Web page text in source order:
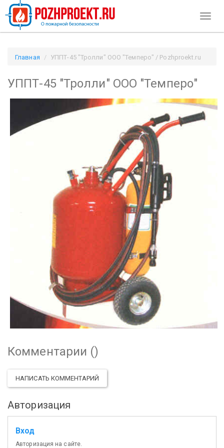
Главная УППТ-45 "Тролли" ООО "Темперо" / Pozhproekt.ru
УППТ-45 "Тролли" ООО "Темперо"
Комментарии ()
НАПИСАТЬ КОММЕНТАРИЙ
Авторизация
Вход
Авторизация на сайте.